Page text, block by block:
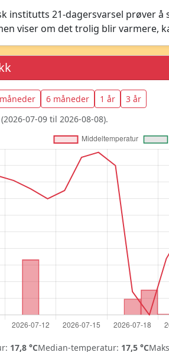
institutts 21-dagersvarsel prøver å
viser om det trolig blir varmere,
6 måneder 1 år 3 år
07-09 til 2026-08-08).
17,8 °CMedian-temperatur: 17,5 °C